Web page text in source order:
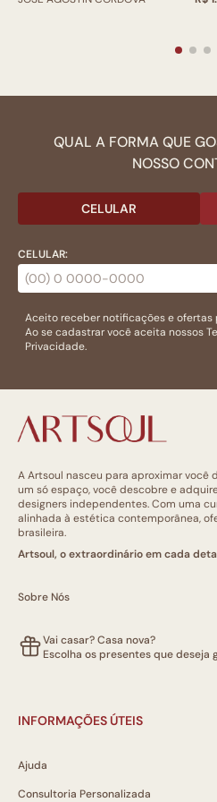
QUAL A FORMA QUE
NOSSO
CELULAR
CELULAR:
Aceito receber notificações e ofertas
Ao se cadastrar você aceita nossos
Privacidade.
A Artsoul nasceu para aproximar você
um só espaço, você descobre e
designers independentes. Com uma
alinhada à estética contemporânea,
brasileira.
Artsoul, o extraordinário em cada
Sobre Nós
Vai casar? Casa nova?
Escolha os presentes que deseja
INFORMAÇÕES ÚTEIS
Ajuda
Consultoria Personalizada